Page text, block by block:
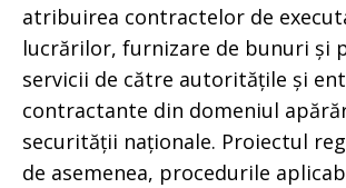
atribuirea contractelor de
lucrărilor, furnizare de bunuri și
servicii de către autoritățile și
contractante din domeniul
securității naționale. Proiectul
de asemenea, procedurile